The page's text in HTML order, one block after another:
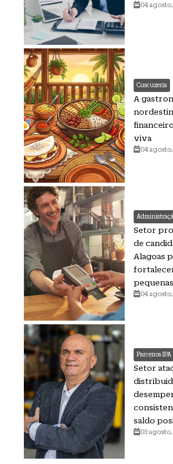
04
Cuscuzeria
A
viva
04
Setor
de
Alagoas
04
Parceiros IPA
Setor
saldo
03